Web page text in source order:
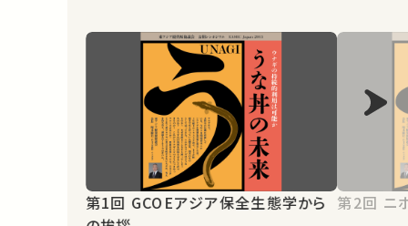
第1回 GCOEアジア保全生態学から
第2